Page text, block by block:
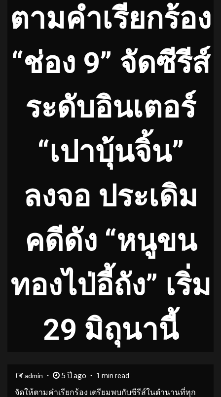
ตามคำเรียกร้อง
“ช่อง 9” จัดซีรีส์
ระดับอินเตอร์
“เปาบุ้นจิ้น”
ลงจอ ประเดิม
คดีดัง “หนูขน
ทองไป่อี้ถัง” เริ่ม
29 มิถุนานี้
admin 5 ปี ago 1 min read
จัดให้ตามคำเรียกร้อง เตรียมพบกับซีรีส์ในตำนานที่ทุก